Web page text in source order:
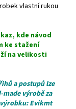
vlastní rukou
kde návod
ke stažení
na velikosti
a postupů lze
výrobě za
Evikmt